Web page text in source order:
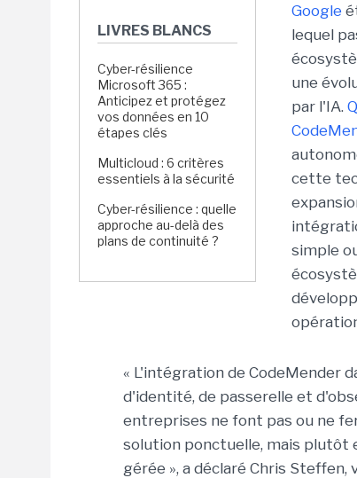
LIVRES BLANCS
Cyber-résilience
Microsoft 365 :
Anticipez et protégez
vos données en 10
étapes clés
Multicloud : 6 critères
essentiels à la sécurité
Cyber-résilience : quelle
approche au-delà des
plans de continuité ?
Google
lequel
une
par l'IA.
cette
simple
« L'intégration de CodeMender
d'identité, de passerelle et
entreprises ne font pas ou ne
solution ponctuelle, mais
gérée », a déclaré Chris